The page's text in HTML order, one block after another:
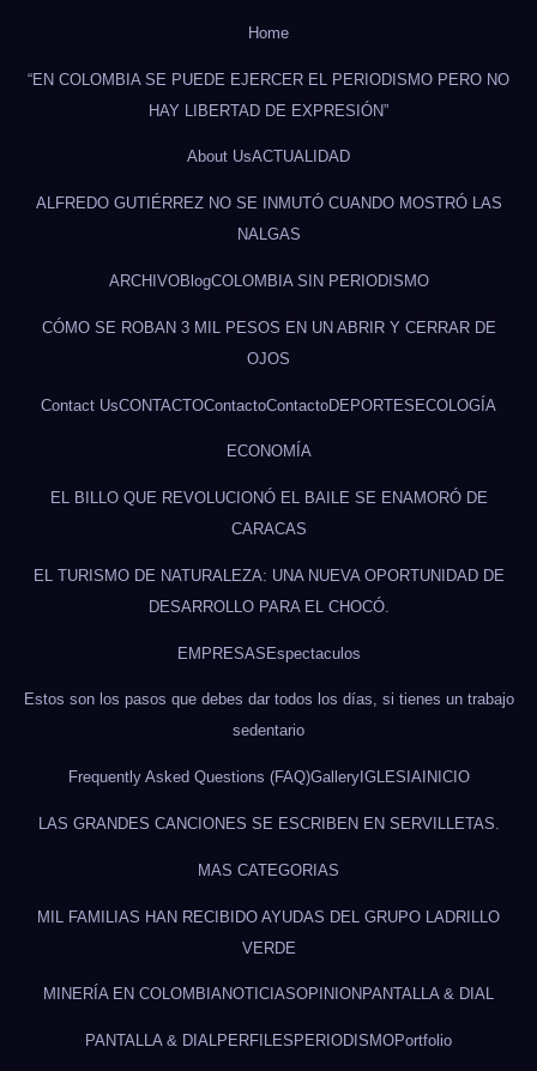
Home
“EN COLOMBIA SE PUEDE EJERCER EL PERIODISMO PERO NO
HAY LIBERTAD DE EXPRESIÓN”
About UsACTUALIDAD
ALFREDO GUTIÉRREZ NO SE INMUTÓ CUANDO MOSTRÓ LAS
NALGAS
ARCHIVOBlogCOLOMBIA SIN PERIODISMO
CÓMO SE ROBAN 3 MIL PESOS EN UN ABRIR Y CERRAR DE
OJOS
Contact UsCONTACTOContactoContactoDEPORTESECOLOGÍA
ECONOMÍA
EL BILLO QUE REVOLUCIONÓ EL BAILE SE ENAMORÓ DE
CARACAS
EL TURISMO DE NATURALEZA: UNA NUEVA OPORTUNIDAD DE
DESARROLLO PARA EL CHOCÓ.
EMPRESASEspectaculos
Estos son los pasos que debes dar todos los días, si tienes un trabajo
sedentario
Frequently Asked Questions (FAQ)GalleryIGLESIAINICIO
LAS GRANDES CANCIONES SE ESCRIBEN EN SERVILLETAS.
MAS CATEGORIAS
MIL FAMILIAS HAN RECIBIDO AYUDAS DEL GRUPO LADRILLO
VERDE
MINERÍA EN COLOMBIANOTICIASOPINION PANTALLA & DIAL
PANTALLA & DIALPERFILES PERIODISMOPortfolio